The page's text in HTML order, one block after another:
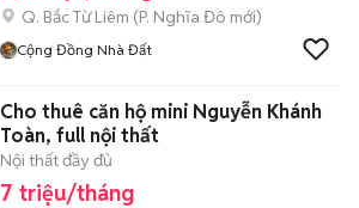
Q. Bắc Từ Liêm (P. Nghĩa Đô mới)
Cộng Đồng Nhà Đất
Cho thuê căn hộ mini Nguyễn Khánh
Toàn, full nội thất
Nội thất đầy đủ
7 triệu/tháng